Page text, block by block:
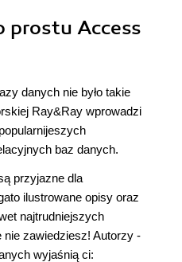
prostu Access
danych nie było takie
Ray&Ray wprowadzi
baz danych.
przyjazne dla
ilustrowane opisy oraz
najtrudniejszych
zawiedziesz! Autorzy -
wyjaśnią ci: